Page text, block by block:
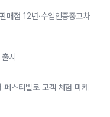
매점 12년·수입인증중고차
시
페스티벌로 고객 체험 마케